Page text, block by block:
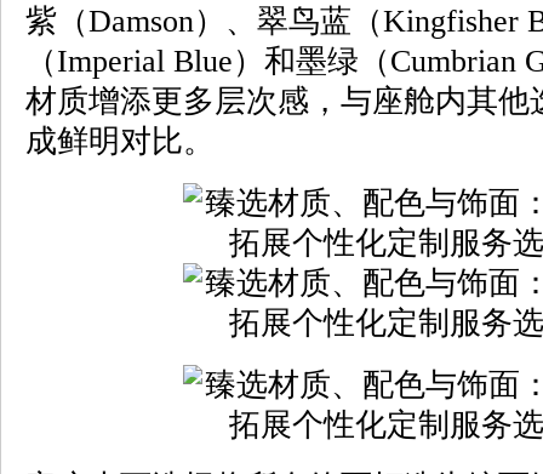
紫（Damson）、翠鸟蓝（Kingfisher
（Imperial Blue）和墨绿（Cumbrian
材质增添更多层次感，与座舱内其
成鲜明对比。